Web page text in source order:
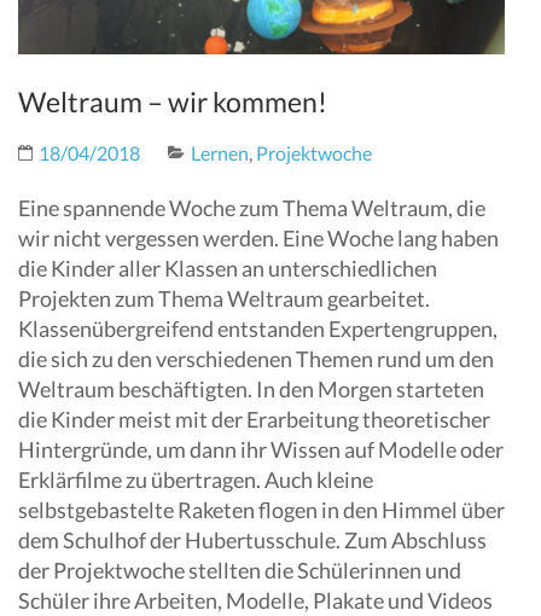
Weltraum – wir kommen!
18/04/2018 Lernen, Projektwoche
Eine spannende Woche zum Thema Weltraum, die
wir nicht vergessen werden. Eine Woche lang haben
die Kinder aller Klassen an unterschiedlichen
Projekten zum Thema Weltraum gearbeitet.
Klassenübergreifend entstanden Expertengruppen,
die sich zu den verschiedenen Themen rund um den
Weltraum beschäftigten. In den Morgen starteten
die Kinder meist mit der Erarbeitung theoretischer
Hintergründe, um dann ihr Wissen auf Modelle oder
Erklärfilme zu übertragen. Auch kleine
selbstgebastelte Raketen flogen in den Himmel über
dem Schulhof der Hubertusschule. Zum Abschluss
der Projektwoche stellten die Schülerinnen und
Schüler ihre Arbeiten, Modelle, Plakate und Videos